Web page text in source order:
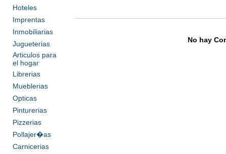
Hoteles
Imprentas
Inmobiliarias
Jugueterias
Articulos para
el hogar
Librerias
Mueblerias
Opticas
Pinturerias
Pizzerias
Pollajer�as
Carnicerias
No hay